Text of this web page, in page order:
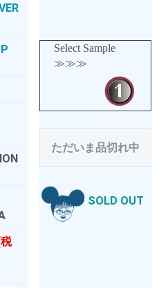
Select Sample
≫≫≫
ただいま品切れ中
SOLD OUT